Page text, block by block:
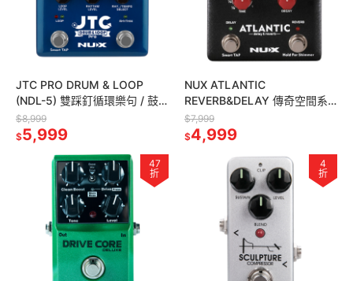
JTC PRO DRUM & LOOP
(NDL-5) 雙踩釘循環樂句 / 鼓
機自動偵速效果器 (原廠保固)
$8,999
$5,999
NUX ATLANTIC
REVERB&DELAY 傳奇空間系
效果器效果器 (原廠保固)
$7,999
$4,999
47
折
4
折